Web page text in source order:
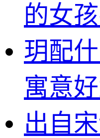
的女
玥配
寓意
出自